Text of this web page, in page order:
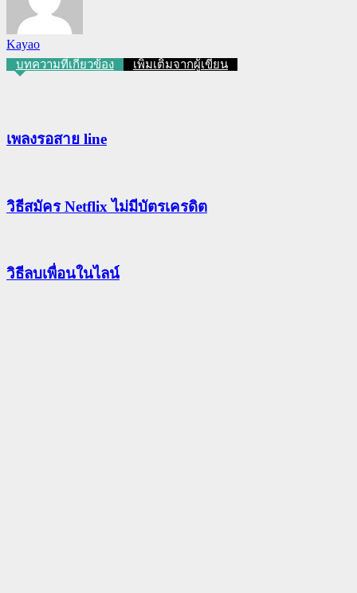
Kayao
บทความที่เกี่ยวข้อง เพิ่มเติมจากผู้เขียน
เพลงรอสาย line
วิธีสมัคร Netflix ไม่มีบัตรเครดิต
วิธีลบเพื่อนในไลน์